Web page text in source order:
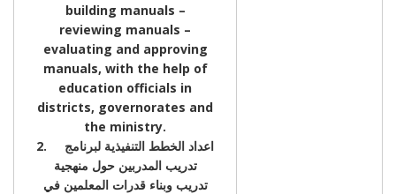
building manuals –
reviewing manuals –
evaluating and approving
manuals, with the help of
education officials in
districts, governorates and
the ministry.
2. اعداد الخطط التنفيذية لبرنامج
تدريب المدربين حول منهجية
تدريب وبناء قدرات المعلمين في